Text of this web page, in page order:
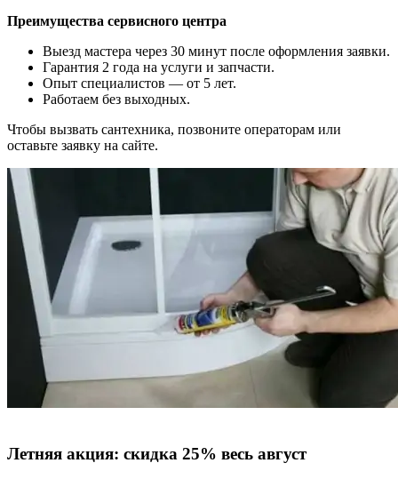
Преимущества сервисного центра
Выезд мастера через 30 минут после оформления заявки.
Гарантия 2 года на услуги и запчасти.
Опыт специалистов ― от 5 лет.
Работаем без выходных.
Чтобы вызвать сантехника, позвоните операторам или
оставьте заявку на сайте.
Летняя акция: скидка 25% весь август